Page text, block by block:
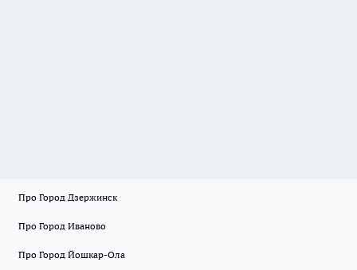
Про Город Дзержинск
Про Город Иваново
Про Город Йошкар-Ола